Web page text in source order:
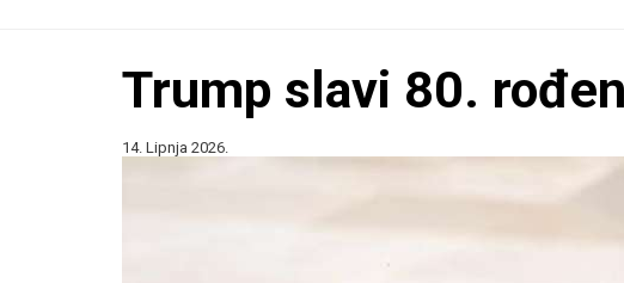
Trump slavi 80.
14. Lipnja 2026.